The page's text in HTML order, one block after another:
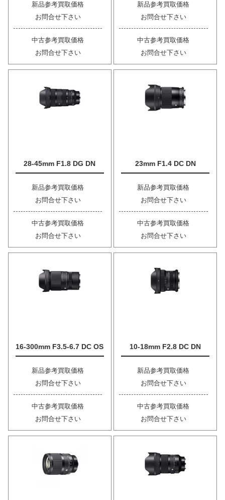
新品参考買取価格
お問合せ下さい
中古参考買取価格
お問合せ下さい
新品参考買取価格
お問合せ下さい
中古参考買取価格
お問合せ下さい
28-45mm F1.8 DG DN
新品参考買取価格
お問合せ下さい
中古参考買取価格
お問合せ下さい
23mm F1.4 DC DN
新品参考買取価格
お問合せ下さい
中古参考買取価格
お問合せ下さい
16-300mm F3.5-6.7 DC OS
新品参考買取価格
お問合せ下さい
中古参考買取価格
お問合せ下さい
10-18mm F2.8 DC DN
新品参考買取価格
お問合せ下さい
中古参考買取価格
お問合せ下さい